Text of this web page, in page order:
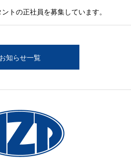
トの正社員を募集しています。
お知らせ一覧